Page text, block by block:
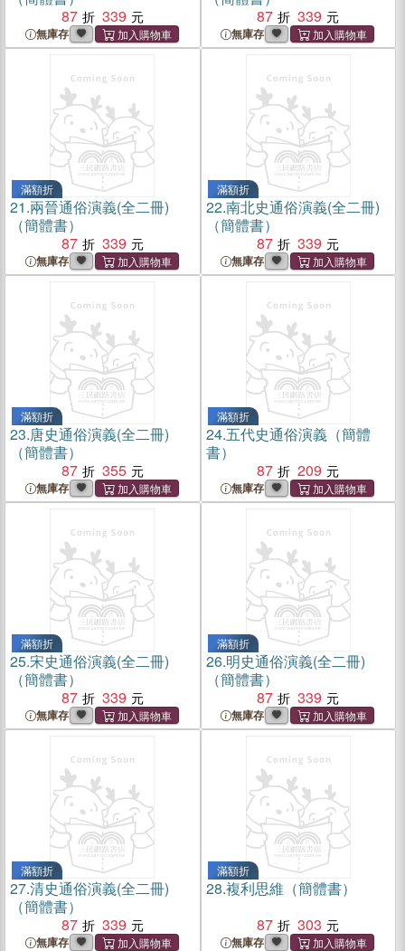
87
339
無庫存
87
339
無庫存
滿額折
21.兩晉通俗演義(全二冊)
（簡體書）
87
339
無庫存
滿額折
22.南北史通俗演義(全二冊)
（簡體書）
87
339
無庫存
滿額折
23.唐史通俗演義(全二冊)
（簡體書）
87
355
無庫存
滿額折
24.五代史通俗演義（簡體
書）
87
209
無庫存
滿額折
25.宋史通俗演義(全二冊)
（簡體書）
87
339
無庫存
滿額折
26.明史通俗演義(全二冊)
（簡體書）
87
339
無庫存
滿額折
27.清史通俗演義(全二冊)
（簡體書）
87
339
無庫存
滿額折
28.複利思維（簡體書）
87
303
無庫存